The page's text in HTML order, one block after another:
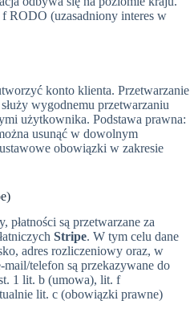
RODO (uzasadniony interes w
konto klienta. Przetwarzanie
wygodnemu przetwarzaniu
użytkownika. Podstawa prawna:
usunąć w dowolnym
obowiązki w zakresie
płatności są przetwarzane za
Stripe. W tym celu dane
adres rozliczeniowy oraz, w
telefon są przekazywane do
1 lit. b (umowa), lit. f
lit. c (obowiązki prawne)